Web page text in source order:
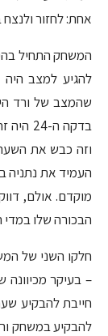
אחת: לחזור
המשחק התחיל
להגיע למצב היה
שהמצב של ורד
בדקה
וזה כבש את
העמיד את נתניה
מוקדם. אולם,
הבכורה שלו
חלקו השני של
– בעיקר
חייבת להבקיע